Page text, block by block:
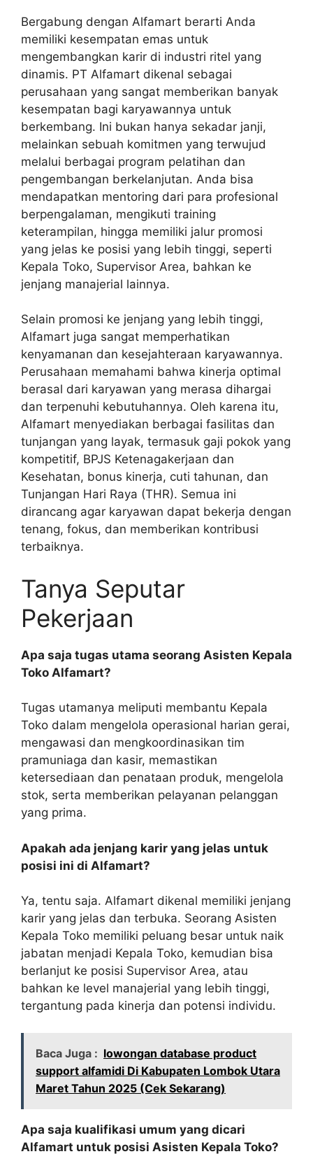
Bergabung dengan Alfamart berarti Anda
memiliki kesempatan emas untuk
mengembangkan karir di industri ritel yang
dinamis. PT Alfamart dikenal sebagai
perusahaan yang sangat memberikan banyak
kesempatan bagi karyawannya untuk
berkembang. Ini bukan hanya sekadar janji,
melainkan sebuah komitmen yang terwujud
melalui berbagai program pelatihan dan
pengembangan berkelanjutan. Anda bisa
mendapatkan mentoring dari para profesional
berpengalaman, mengikuti training
keterampilan, hingga memiliki jalur promosi
yang jelas ke posisi yang lebih tinggi, seperti
Kepala Toko, Supervisor Area, bahkan ke
jenjang manajerial lainnya.
Selain promosi ke jenjang yang lebih tinggi,
Alfamart juga sangat memperhatikan
kenyamanan dan kesejahteraan karyawannya.
Perusahaan memahami bahwa kinerja optimal
berasal dari karyawan yang merasa dihargai
dan terpenuhi kebutuhannya. Oleh karena itu,
Alfamart menyediakan berbagai fasilitas dan
tunjangan yang layak, termasuk gaji pokok yang
kompetitif, BPJS Ketenagakerjaan dan
Kesehatan, bonus kinerja, cuti tahunan, dan
Tunjangan Hari Raya (THR). Semua ini
dirancang agar karyawan dapat bekerja dengan
tenang, fokus, dan memberikan kontribusi
terbaiknya.
Tanya Seputar
Pekerjaan
Apa saja tugas utama seorang Asisten Kepala
Toko Alfamart?
Tugas utamanya meliputi membantu Kepala
Toko dalam mengelola operasional harian gerai,
mengawasi dan mengkoordinasikan tim
pramuniaga dan kasir, memastikan
ketersediaan dan penataan produk, mengelola
stok, serta memberikan pelayanan pelanggan
yang prima.
Apakah ada jenjang karir yang jelas untuk
posisi ini di Alfamart?
Ya, tentu saja. Alfamart dikenal memiliki jenjang
karir yang jelas dan terbuka. Seorang Asisten
Kepala Toko memiliki peluang besar untuk naik
jabatan menjadi Kepala Toko, kemudian bisa
berlanjut ke posisi Supervisor Area, atau
bahkan ke level manajerial yang lebih tinggi,
tergantung pada kinerja dan potensi individu.
Baca Juga : lowongan database product
support alfamidi Di Kabupaten Lombok Utara
Maret Tahun 2025 (Cek Sekarang)
Apa saja kualifikasi umum yang dicari
Alfamart untuk posisi Asisten Kepala Toko?